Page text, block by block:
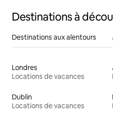
Destinations à
Destinations aux alentours
Londres
Locations de vacances
Dublin
Locations de vacances